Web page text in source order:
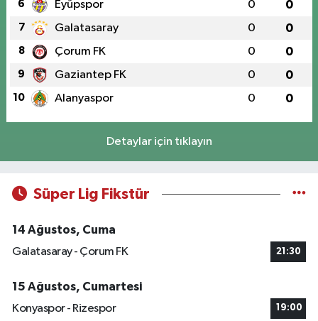
6 Eyüpspor 0 0
7 Galatasaray 0 0
8 Çorum FK 0 0
9 Gaziantep FK 0 0
10 Alanyaspor 0 0
Detaylar için tıklayın
Süper Lig Fikstür
14 Ağustos, Cuma
Galatasaray - Çorum FK
21:30
15 Ağustos, Cumartesi
Konyaspor - Rizespor
19:00